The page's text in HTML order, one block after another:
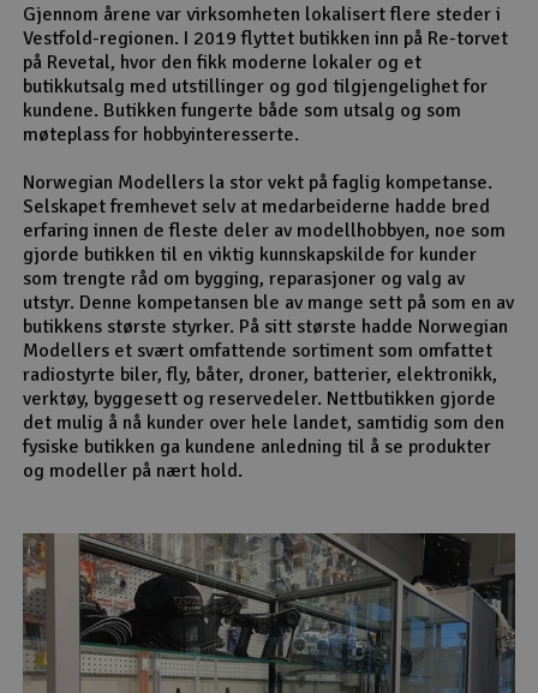
Gjennom årene var virksomheten lokalisert flere steder i
Vestfold-regionen. I 2019 flyttet butikken inn på Re-torvet
på Revetal, hvor den fikk moderne lokaler og et
butikkutsalg med utstillinger og god tilgjengelighet for
kundene. Butikken fungerte både som utsalg og som
møteplass for hobbyinteresserte.
Norwegian Modellers la stor vekt på faglig kompetanse.
Selskapet fremhevet selv at medarbeiderne hadde bred
erfaring innen de fleste deler av modellhobbyen, noe som
gjorde butikken til en viktig kunnskapskilde for kunder
som trengte råd om bygging, reparasjoner og valg av
utstyr. Denne kompetansen ble av mange sett på som en av
butikkens største styrker. På sitt største hadde Norwegian
Modellers et svært omfattende sortiment som omfattet
radiostyrte biler, fly, båter, droner, batterier, elektronikk,
verktøy, byggesett og reservedeler. Nettbutikken gjorde
det mulig å nå kunder over hele landet, samtidig som den
fysiske butikken ga kundene anledning til å se produkter
og modeller på nært hold.